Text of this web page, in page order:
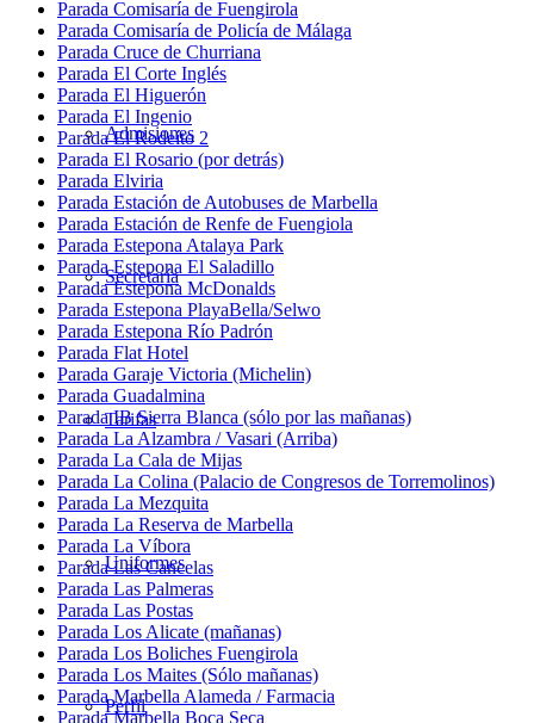
Admisiones
Secretaría
Tarifas
Uniformes
Perfil
Parada Comisaría de Fuengirola
Parada Comisaría de Policía de Málaga
Parada Cruce de Churriana
Parada El Corte Inglés
Parada El Higuerón
Parada El Ingenio
Parada El Rodeíto 2
Parada El Rosario (por detrás)
Parada Elviria
Parada Estación de Autobuses de Marbella
Parada Estación de Renfe de Fuengiola
Parada Estepona Atalaya Park
Parada Estepona El Saladillo
Parada Estepona McDonalds
Parada Estepona PlayaBella/Selwo
Parada Estepona Río Padrón
Parada Flat Hotel
Parada Garaje Victoria (Michelin)
Parada Guadalmina
Parada IB Sierra Blanca (sólo por las mañanas)
Parada La Alzambra / Vasari (Arriba)
Parada La Cala de Mijas
Parada La Colina (Palacio de Congresos de Torremolinos)
Parada La Mezquita
Parada La Reserva de Marbella
Parada La Víbora
Parada Las Cancelas
Parada Las Palmeras
Parada Las Postas
Parada Los Alicate (mañanas)
Parada Los Boliches Fuengirola
Parada Los Maites (Sólo mañanas)
Parada Marbella Alameda / Farmacia
Parada Marbella Boca Seca